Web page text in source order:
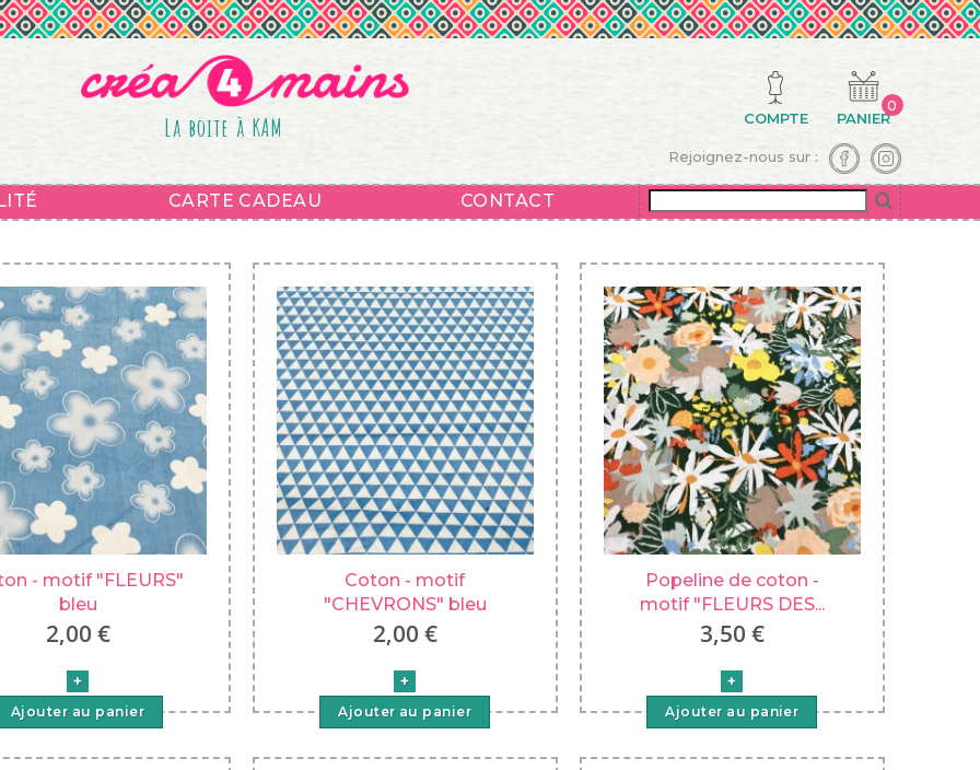
La boite à KAM PANIER
0
COMPTE
Rejoignez-nous sur :
CARTE CADEAU CONTACT
- motif "FLEURS"
bleu
2,00 €
Ajouter au panier
Coton - motif
"CHEVRONS" bleu
2,00 €
Ajouter au panier
Popeline de coton -
motif "FLEURS DES...
3,50 €
Ajouter au panier